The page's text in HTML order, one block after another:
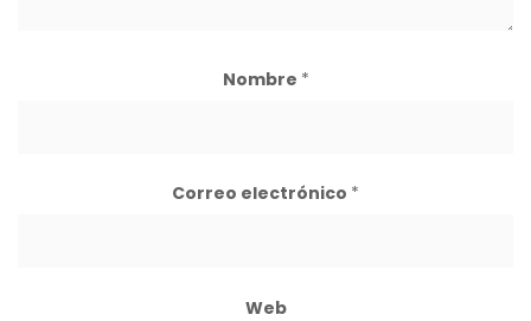
Nombre *
Correo electrónico *
Web